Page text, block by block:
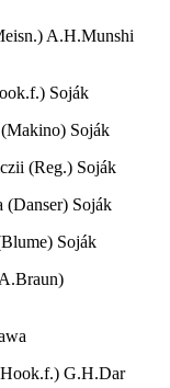
A.H.Munshi
Soják
Soják
(Reg.) Soják
(Danser) Soják
Soják
G.H.Dar